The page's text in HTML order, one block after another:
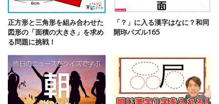
正方形と三角形を組み合わせた
図形の「面積の大きさ」を求め
る問題に挑戦！
「？」に入る漢字はなに？和同
開珎パズル165